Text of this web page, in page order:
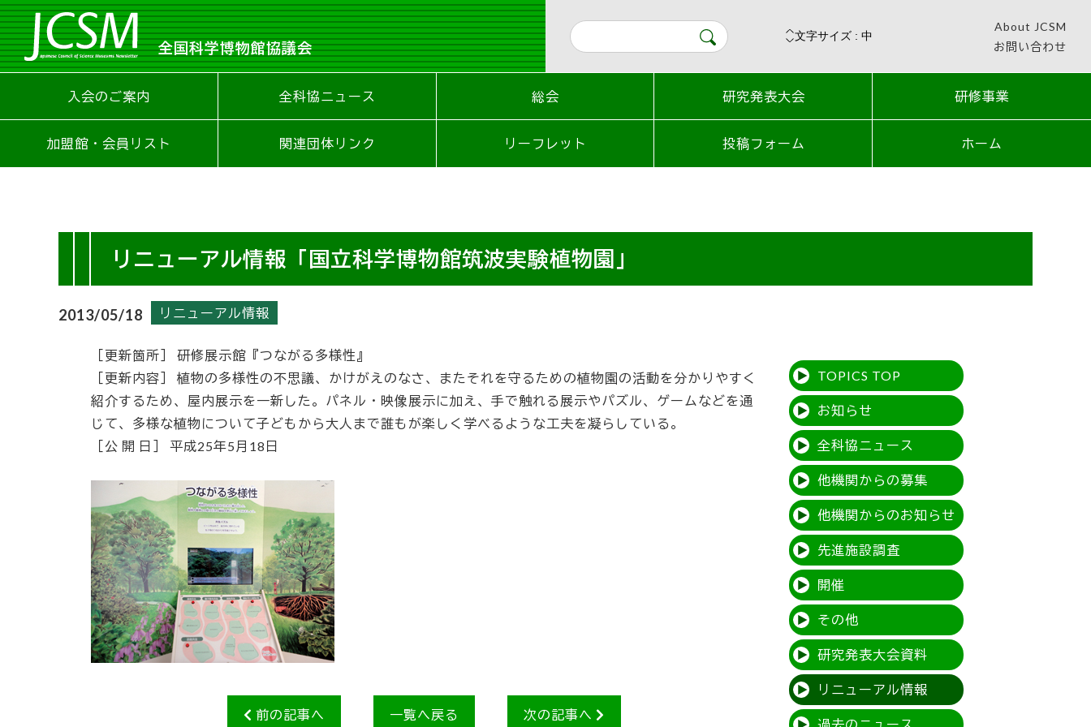
全国科学博物館協議会
About JCSM
お問い合わせ
入会のご案内 全科協ニュース 総会 研究発表大会 研修事業
加盟館・会員リスト 関連団体リンク リーフレット 投稿フォーム ホーム
リニューアル情報「国立科学博物館筑波実験植物園」
2013/05/18 リニューアル情報
［更新箇所］ 研修展示館『つながる多様性』
［更新内容］ 植物の多様性の不思議、かけがえのなさ、またそれを守るための植物園の活動を分かりやすく
紹介するため、屋内展示を一新した。パネル・映像展示に加え、手で触れる展示やパズル、ゲームなどを通
じて、多様な植物について子どもから大人まで誰もが楽しく学べるような工夫を凝らしている。
［公 開 日］ 平成25年5月18日
前の記事へ 一覧へ戻る 次の記事へ
TOPICS TOP
お知らせ
全科協ニュース
他機関からの募集
他機関からのお知らせ
先進施設調査
開催
その他
研究発表大会資料
リニューアル情報
過去のニュース